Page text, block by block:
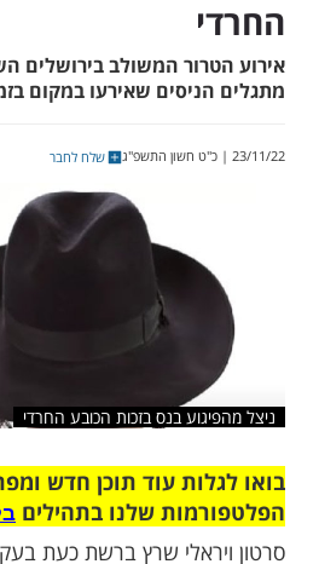
בנס
המשולב בירושלים השאיר
שאירעו במקום בזמן